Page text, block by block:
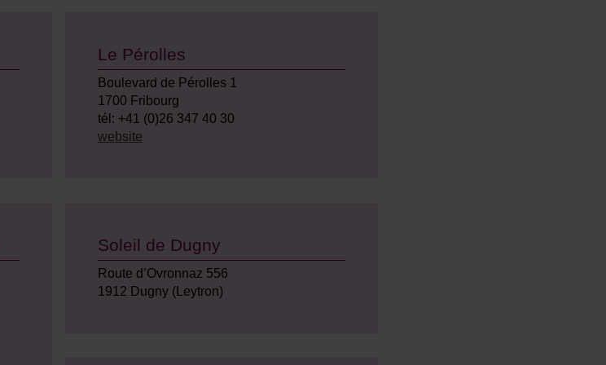
Le Pérolles
Boulevard de Pérolles 1
1700 Fribourg
tél: +41 (0)26 347 40 30
website
Soleil de Dugny
Route d’Ovronnaz 556
1912 Dugny (Leytron)